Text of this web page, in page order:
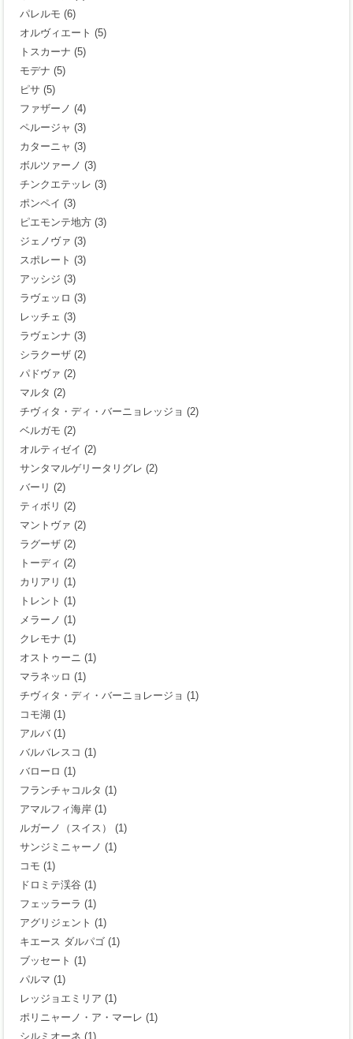
パレルモ (6)
オルヴィエート (5)
トスカーナ (5)
モデナ (5)
ピサ (5)
ファザーノ (4)
ペルージャ (3)
カターニャ (3)
ボルツァーノ (3)
チンクエテッレ (3)
ポンペイ (3)
ピエモンテ地方 (3)
ジェノヴァ (3)
スポレート (3)
アッシジ (3)
ラヴェッロ (3)
レッチェ (3)
ラヴェンナ (3)
シラクーザ (2)
パドヴァ (2)
マルタ (2)
チヴィタ・ディ・バーニョレッジョ (2)
ベルガモ (2)
オルティゼイ (2)
サンタマルゲリータリグレ (2)
バーリ (2)
ティボリ (2)
マントヴァ (2)
ラグーザ (2)
トーディ (2)
カリアリ (1)
トレント (1)
メラーノ (1)
クレモナ (1)
オストゥーニ (1)
マラネッロ (1)
チヴィタ・ディ・バーニョレージョ (1)
コモ湖 (1)
アルバ (1)
バルバレスコ (1)
バローロ (1)
フランチャコルタ (1)
アマルフィ海岸 (1)
ルガーノ（スイス）
(1)
サンジミニャーノ (1)
コモ (1)
ドロミテ渓谷 (1)
フェッラーラ (1)
アグリジェント (1)
キエース ダルパゴ (1)
ブッセート (1)
パルマ (1)
レッジョエミリア (1)
ポリニャーノ・ア・マーレ (1)
シルミオーネ (1)